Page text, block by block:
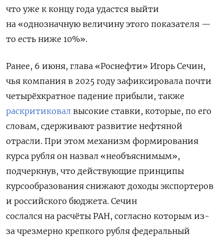
что уже к концу года удастся выйти
на «однозначную величину этого показателя —
то есть ниже 10%».
Ранее, 6 июня, глава «Роснефти» Игорь Сечин,
чья компания в 2025 году зафиксировала почти
четырёхкратное падение прибыли, также
раскритиковал высокие ставки, которые, по его
словам, сдерживают развитие нефтяной
отрасли. При этом механизм формирования
курса рубля он назвал «необъяснимым»,
подчеркнув, что действующие принципы
курсообразования снижают доходы экспортеров
и российского бюджета. Сечин
сослался на расчёты РАН, согласно которым из-
за чрезмерно крепкого рубля федеральный